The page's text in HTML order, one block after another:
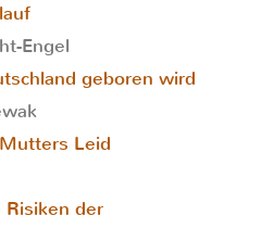
Engel
geboren wird
Leid
der